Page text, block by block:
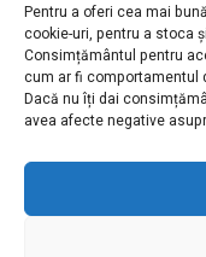
Pentru a oferi cea mai
cookie-uri, pentru a stoca
Consimțământul pentru
cum ar fi comportamentul
Dacă nu îți dai
avea afecte negative